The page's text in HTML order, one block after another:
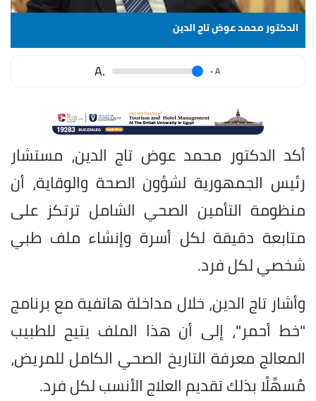
الدكتور محمد عوض تاج الدين
A
.
.A
أكد الدكتور محمد عوض تاج الدين، مستشار
رئيس الجمهورية لشؤون الصحة والوقاية، أن
منظومة التأمين الصحي الشامل ترتكز على
متابعة دقيقة لكل أسرة وإنشاء ملف طبي
شخصي لكل فرد.
وأشار تاج الدين، خلال مداخلة هاتفية مع برنامج
"خط أحمر"، إلى أن هذا الملف يتيح للطبيب
المعالج معرفة التاريخ الصحي الكامل للمريض،
مُسهِّلًا بذلك تقديم العلاج الأنسب لكل فرد.